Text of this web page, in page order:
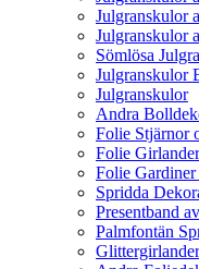
Julgranskulor
Julgranskulor
Sömlösa
Julgranskulor
Julgranskulor
Andra
Folie Stjärnor
Folie
Folie
Spridda
Presentband
Palmfontän
Glittergirlander